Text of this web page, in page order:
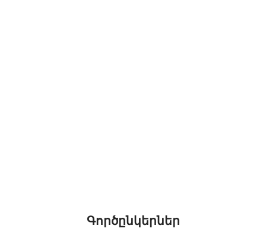
Գործընկերներ